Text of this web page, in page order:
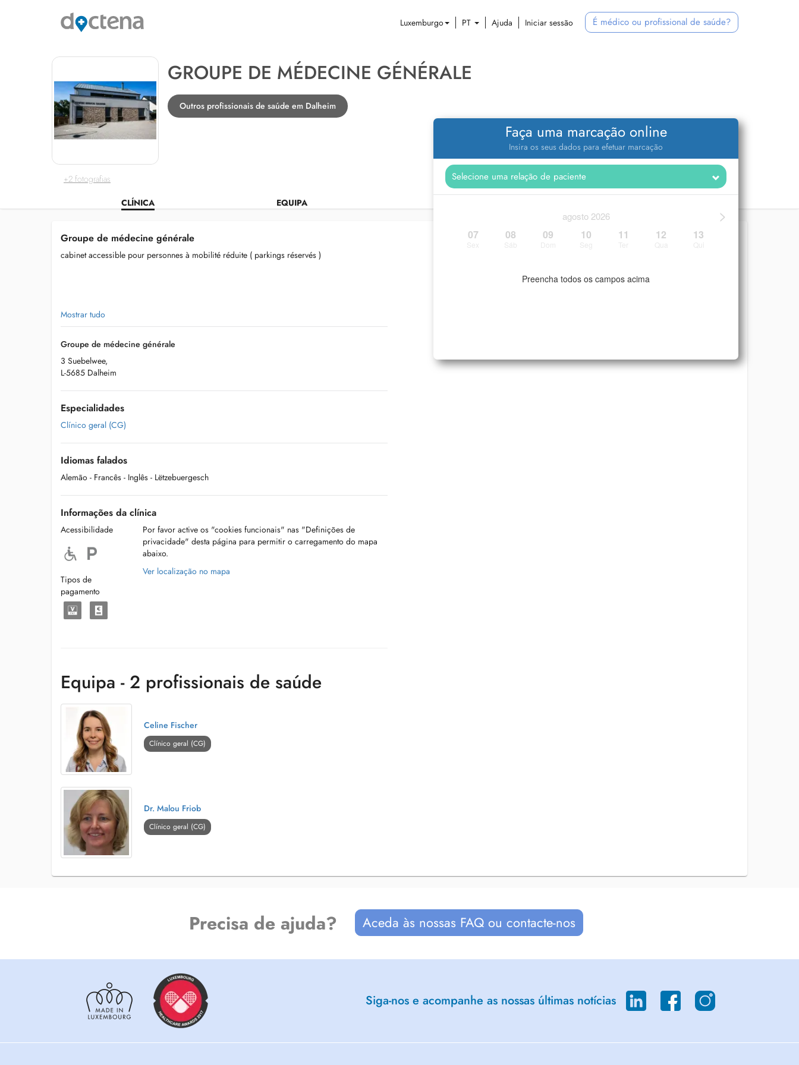
Luxemburgo PT Ajuda Iniciar sessão É médico ou profissional de saúde?
+2 fotografias
GROUPE DE MÉDECINE GÉNÉRALE
Outros profissionais de saúde em Dalheim
CLÍNICA EQUIPA
Faça uma marcação online
Insira os seus dados para efetuar marcação
>
agosto 2026
07 08 09 10 11 12 13
Preencha todos os campos acima
Groupe de médecine générale
cabinet accessible pour personnes à mobilité réduite ( parkings réservés )
Mostrar tudo
Groupe de médecine générale
3 Suebelwee,
L-5685 Dalheim
Especialidades
Clínico geral (CG)
Idiomas falados
Alemão - Francês - Inglês - Lëtzebuergesch
Informações da clínica
Acessibilidade
Tipos de
pagamento
Por favor active os "cookies funcionais" nas "Definições de
privacidade" desta página para permitir o carregamento do mapa
abaixo.
Ver localização no mapa
Equipa - 2 profissionais de saúde
Celine Fischer
Clínico geral (CG)
Dr. Malou Friob
Clínico geral (CG)
Precisa de ajuda? Aceda às nossas FAQ ou contacte-nos
Siga-nos e acompanhe as nossas últimas notícias